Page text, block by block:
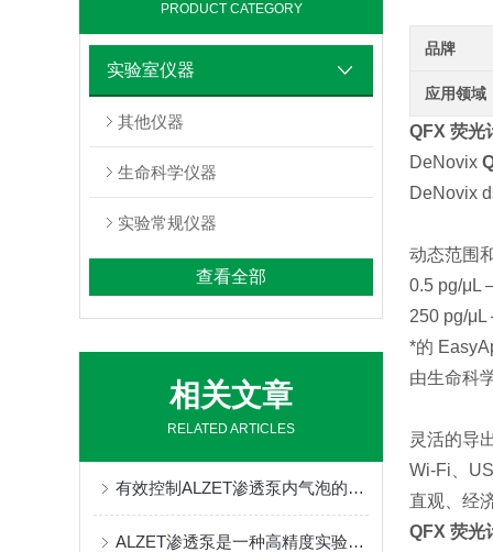
PRODUCT CATEGORY
实验室仪器
其他仪器
生命科学仪器
实验常规仪器
查看全部
相关文章
RELATED ARTICLES
有效控制ALZET渗透泵内气泡的产生与处理方法
ALZET渗透泵是一种高精度实验工具
品牌
应用领域
QFX 荧光
DeNovix
DeNovix
动态范围
0.5 pg/μL
250 pg/μL
*的
由生命科
灵活的导
Wi-Fi、
直观、经
QFX 荧光